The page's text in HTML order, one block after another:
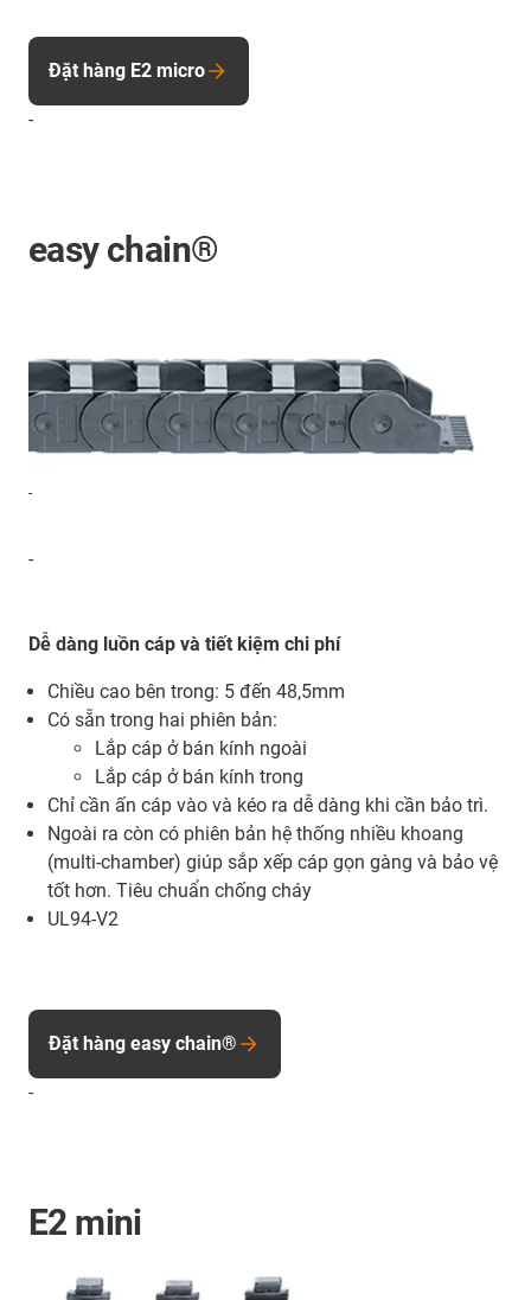
-
Đặt hàng E2 micro
easy chain®
-
-
Dễ dàng luồn cáp và tiết kiệm chi phí
Chiều cao bên trong: 5 đến 48,5mm
Có sẵn trong hai phiên bản:
Lắp cáp ở bán kính ngoài
Lắp cáp ở bán kính trong
Chỉ cần ấn cáp vào và kéo ra dễ dàng khi cần bảo trì.
Ngoài ra còn có phiên bản hệ thống nhiều khoang
(multi-chamber) giúp sắp xếp cáp gọn gàng và bảo vệ
tốt hơn. Tiêu chuẩn chống cháy
UL94-V2
-
Đặt hàng easy chain®
E2 mini